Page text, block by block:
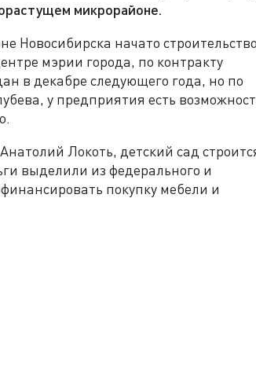
микрорайоне.
Новосибирска начато строительство
мэрии города, по контракту
в декабре следующего года, но по
у предприятия есть
Локоть, детский сад
выделили из федерального и
покупку мебели и